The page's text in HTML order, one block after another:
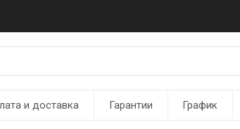
и доставка Гарантии График